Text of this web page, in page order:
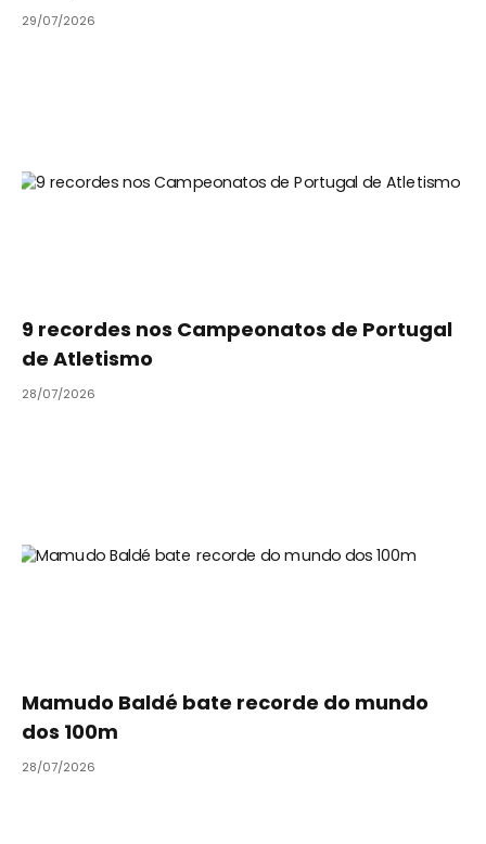
29/07/2026
9 recordes nos Campeonatos de Portugal
de Atletismo
28/07/2026
Mamudo Baldé bate recorde do mundo
dos 100m
28/07/2026